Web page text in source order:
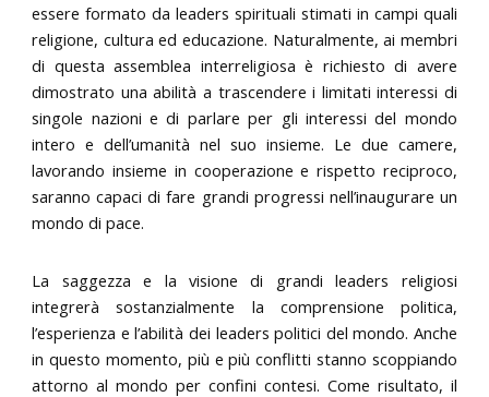
essere formato da leaders spirituali stimati in campi quali
religione, cultura ed educazione. Naturalmente, ai membri
di questa assemblea interreligiosa è richiesto di avere
dimostrato una abilità a trascendere i limitati interessi di
singole nazioni e di parlare per gli interessi del mondo
intero e dell’umanità nel suo insieme. Le due camere,
lavorando insieme in cooperazione e rispetto reciproco,
saranno capaci di fare grandi progressi nell’inaugurare un
mondo di pace.
La saggezza e la visione di grandi leaders religiosi
integrerà sostanzialmente la comprensione politica,
l’esperienza e l’abilità dei leaders politici del mondo. Anche
in questo momento, più e più conflitti stanno scoppiando
attorno al mondo per confini contesi. Come risultato, il